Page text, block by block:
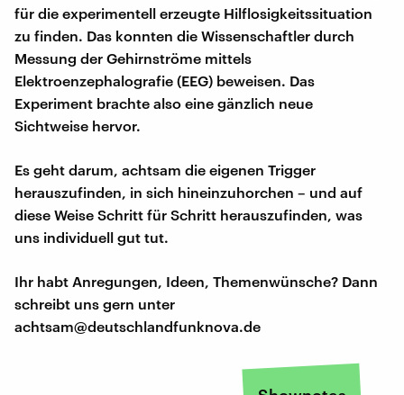
für die experimentell erzeugte Hilflosigkeitssituation
zu finden. Das konnten die Wissenschaftler durch
Messung der Gehirnströme mittels
Elektroenzephalografie (EEG) beweisen. Das
Experiment brachte also eine gänzlich neue
Sichtweise hervor.
Es geht darum, achtsam die eigenen Trigger
herauszufinden, in sich hineinzuhorchen – und auf
diese Weise Schritt für Schritt herauszufinden, was
uns individuell gut tut.
Ihr habt Anregungen, Ideen, Themenwünsche? Dann
schreibt uns gern unter
achtsam@deutschlandfunknova.de